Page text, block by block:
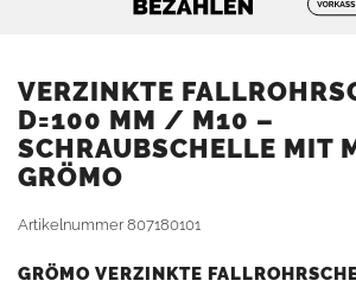
VERZINKTE
D=100 MM / M10 –
SCHRAUBSCHELLE MIT
GRÖMO
Artikelnummer807180101
GRÖMO VERZINKTE